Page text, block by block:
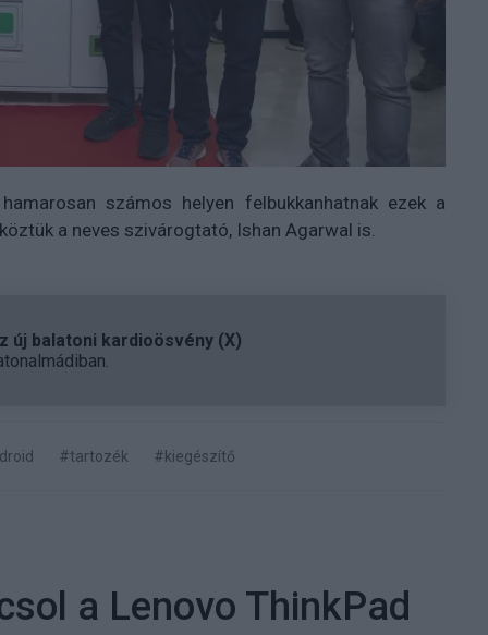
számos helyen felbukkanhatnak ezek a
a neves szivárogtató, Ishan Agarwal is.
új balatoni kardioösvény (X)
#tartozék #kiegészítő
a Lenovo ThinkPad